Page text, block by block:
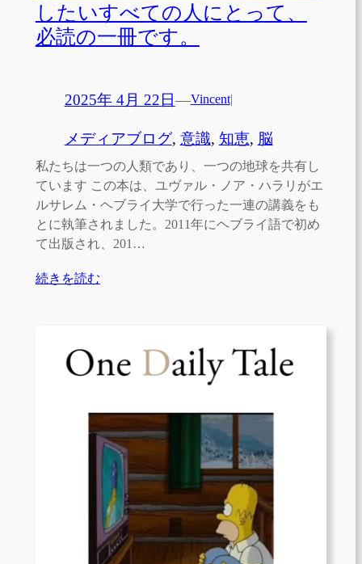
したいすべての人にとって、
必読の一冊です。
2025年 4月 22日—Vincent|
メディアブログ, 意識, 知恵, 脳
私たちは一つの人類であり、一つの地球を共有し
ています この本は、ユヴァル・ノア・ハラリがエ
ルサレム・ヘブライ大学で行った一連の講義をも
とに執筆されました。2011年にヘブライ語で初め
て出版され、201…
続きを読む